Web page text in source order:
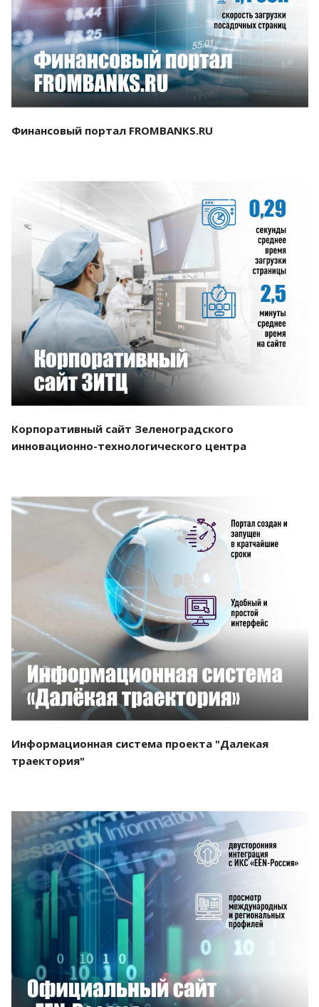
Смотреть проект
Финансовый портал FROMBANKS.RU
Смотреть проект
Корпоративный сайт Зеленоградского
инновационно-технологического центра
Смотреть проект
Информационная система проекта "Далекая
траектория"
Смотреть проект